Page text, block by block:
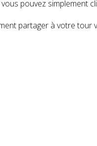
pouvez simplement
partager à votre tour